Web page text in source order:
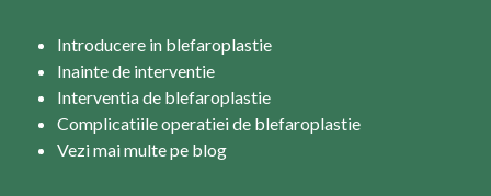
Introducere in blefaroplastie
Inainte de interventie
Interventia de blefaroplastie
Complicatiile operatiei de blefaroplastie
Vezi mai multe pe blog